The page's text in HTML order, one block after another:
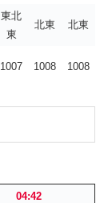
東北
東
北東 北東
1007 1008 1008
04:42